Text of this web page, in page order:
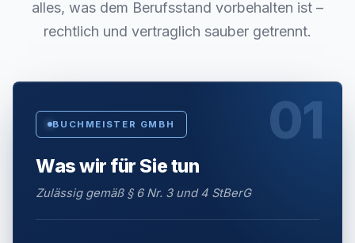
alles, was dem Berufsstand vorbehalten ist –
rechtlich und vertraglich sauber getrennt.
01
BUCHMEISTER GMBH
Was wir für Sie tun
Zulässig gemäß § 6 Nr. 3 und 4 StBerG